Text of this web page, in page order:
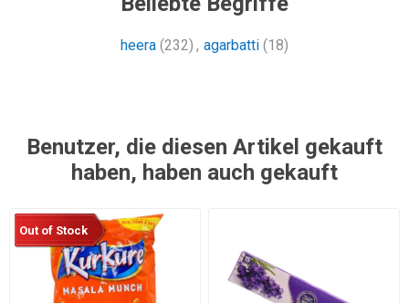
heera (232) , agarbatti (18)
Benutzer, die diesen Artikel gekauft
haben, haben auch gekauft
Out of Stock